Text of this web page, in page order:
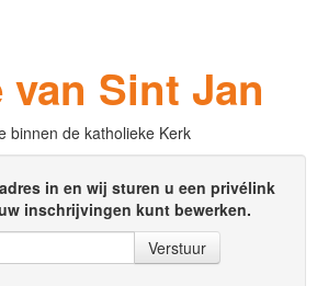
van Sint Jan
binnen de katholieke Kerk
in en wij sturen u een privélink
inschrijvingen kunt bewerken.
Verstuur